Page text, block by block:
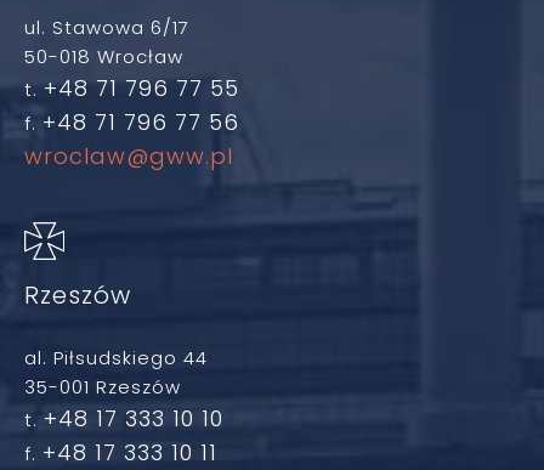
ul. Stawowa 6/17
50-018 Wrocław
t. +48 71 796 77 55
f. +48 71 796 77 56
wroclaw@gww.pl
Rzeszów
al. Piłsudskiego 44
35-001 Rzeszów
t. +48 17 333 10 10
f. +48 17 333 10 11